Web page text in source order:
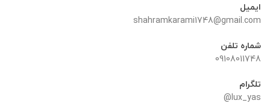
ایمیل
shahramkarami1748@gmail.com
شماره تلفن
09108011748
تلگرام
lux_yas@